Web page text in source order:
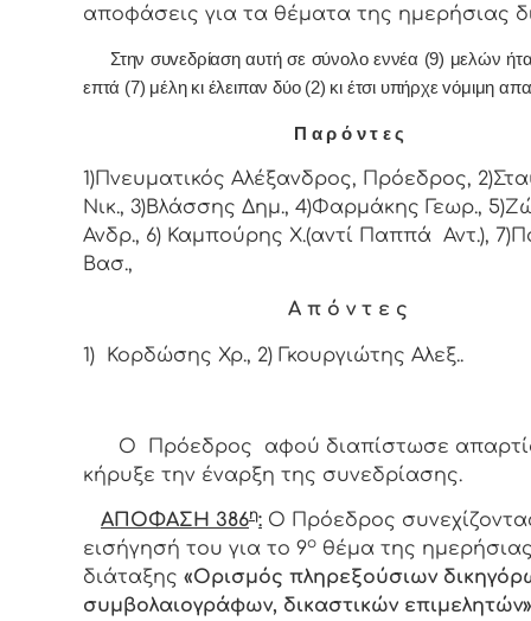
απoφάσεις για τα θέματα της ημερήσιας
Στην συvεδρίαση αυτή σε σύνολο εννέα (9) μελών
επτά (7) μέλη κι έλειπαν δύο (2) κι έτσι υπήρχε vόμιμη
Π α ρ ό ν τ ε ς
1)Πνευματικός Αλέξανδρος, Πρόεδρος,
Νικ., 3)Βλάσσης Δημ., 4)Φαρμάκης Γεωρ.,
Ανδρ., 6) Καμπούρης Χ.(αντί Παππά Αντ.),
Βασ.,
Α π ό ν τ ε ς
1) Κορδώσης Χρ., 2) Γκουργιώτης Αλεξ..
Ο Πρόεδρος αφού διαπίστωσε
κήρυξε την έναρξη της συνεδρίασης.
ΑΠΟΦΑΣΗ 386η: Ο Πρόεδρος
εισήγησή του για το 9ο θέμα της
διάταξης «Ορισμός πληρεξούσιων
συμβολαιογράφων, δικαστικών